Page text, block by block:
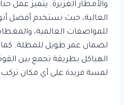
والأمطار الغزيرة. يتميز عمل
العالية، حيث نستخدم أفضل
للمواصفات العالمية،
لضمان عمر طويل للمظلة.
الهياكل بطريقة تجمع بين
لمسة فريدة على أي مكان